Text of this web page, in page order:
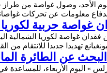
يوم الأحد، وصول غواصة من
معلومات عن تحركات
غواصة حربية لكوريا
فقدان غواصة لكوريا
تهديدا جديدا للانتقام من
عن الطائرة
» اليوم الأربعاء،